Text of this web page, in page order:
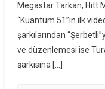
Megastar Tarkan, Hitt
“Kuantum 51”in ilk
şarkılarından
ve düzenlemesi ise
şarkısına […]